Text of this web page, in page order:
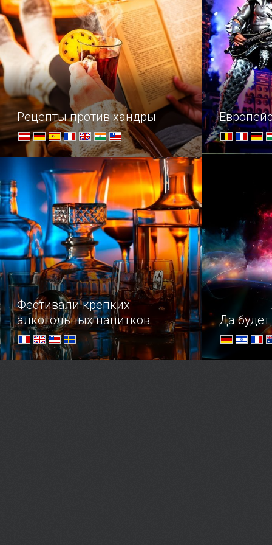
Рецепты против хандры
Осенний мастер-класс по поднятию
настроения
Фестивали крепких
алкогольных напитков
Да будет